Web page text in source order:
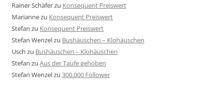
Rainer Schäferzu Konsequent Preiswert
Mariannezu Konsequent Preiswert
Stefan zu Konsequent Preiswert
Stefan Wenzelzu Bushäuschen – Klohäuschen
Usch zu Bushäuschen – Klohäuschen
Stefan zu Aus der Taufe gehoben
Stefan Wenzelzu 300.000 Follower